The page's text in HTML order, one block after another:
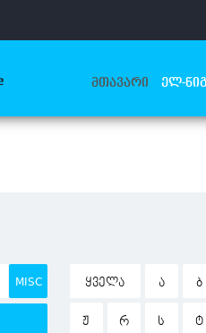
ᲛᲗᲐᲕᲐᲠᲘ ᲔᲚ-
MISC ᲧᲕᲔᲚᲐ Ა Ბ
Ჟ Რ Ს Ტ